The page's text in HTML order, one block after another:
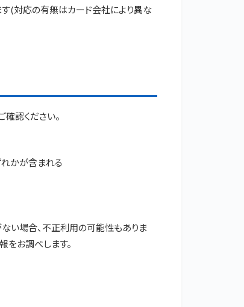
す(対応の有無はカード会社により異な
確認ください。
かが含まれる
ない場合、不正利用の可能性もありま
をお調べします。